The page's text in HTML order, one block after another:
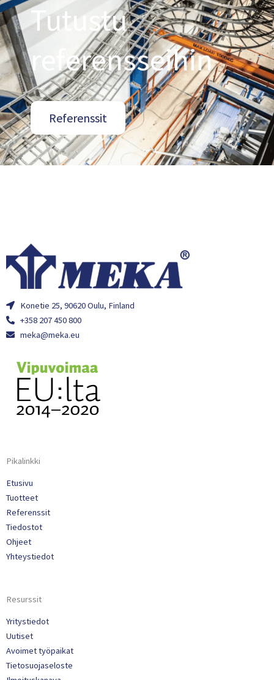
Tutustu
referensseihin
Referenssit
Konetie 25, 90620 Oulu, Finland
+358 207 450 800
meka@meka.eu
Pikalinkki
Etusivu
Tuotteet
Referenssit
Tiedostot
Ohjeet
Yhteystiedot
Resurssit
Yritystiedot
Uutiset
Avoimet työpaikat
Tietosuojaseloste